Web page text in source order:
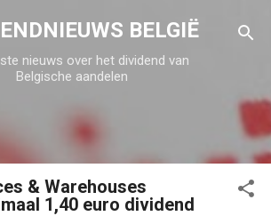
naar hoofdcontentBELGIË
nieuws over het dividend van
Belgische aandelen
& Warehouses
1,40 euro dividend